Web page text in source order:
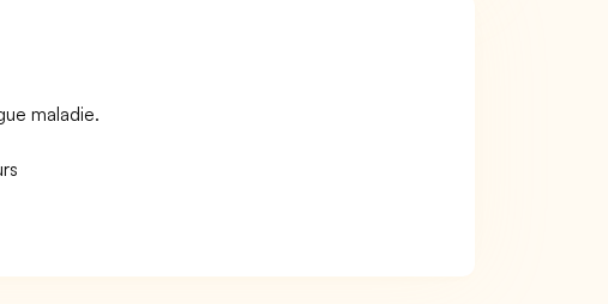
maladie.